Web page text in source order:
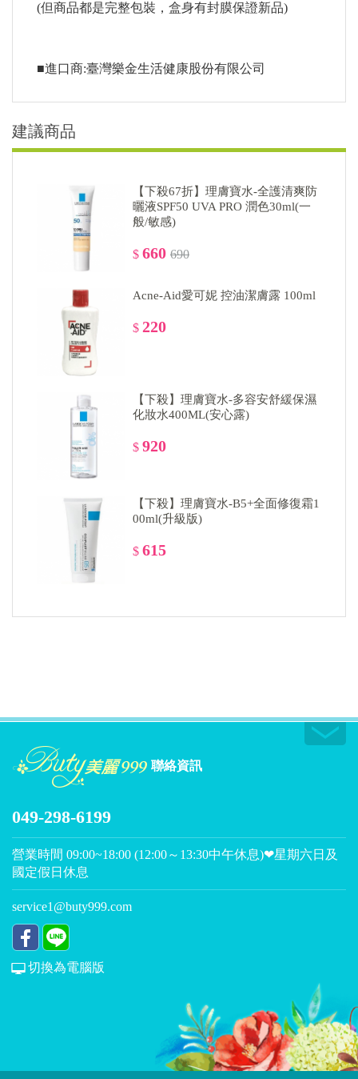
(但商品都是完整包裝，盒身有封膜保證新品)
■進口商:臺灣樂金生活健康股份有限公司
建議商品
【下殺67折】理膚寶水-全護清爽防
曬液SPF50 UVA PRO 潤色30ml(一
般/敏感)
$ 660 690
Acne-Aid愛可妮 控油潔膚露 100ml
$ 220
【下殺】理膚寶水-多容安舒緩保濕
化妝水400ML(安心露)
$ 920
【下殺】理膚寶水-B5+全面修復霜1
00ml(升級版)
$ 615
聯絡資訊
049-298-6199
營業時間 09:00~18:00 (12:00～13:30中午休息)❤星期六日及
國定假日休息
service1@buty999.com
切換為電腦版